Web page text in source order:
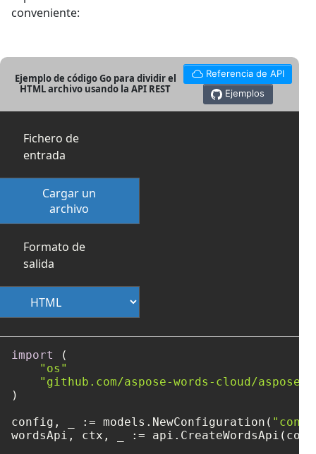
conveniente:
Ejemplo de código Go para dividir el
HTML archivo usando la API REST
Referencia de API
Ejemplos
Fichero de
entrada
Cargar un
archivo
Formato de
salida
import
(
"os"
"github.com/aspose-words-cloud/
)
config, _ := models.NewConfiguration(
wordsApi, ctx, _ :=